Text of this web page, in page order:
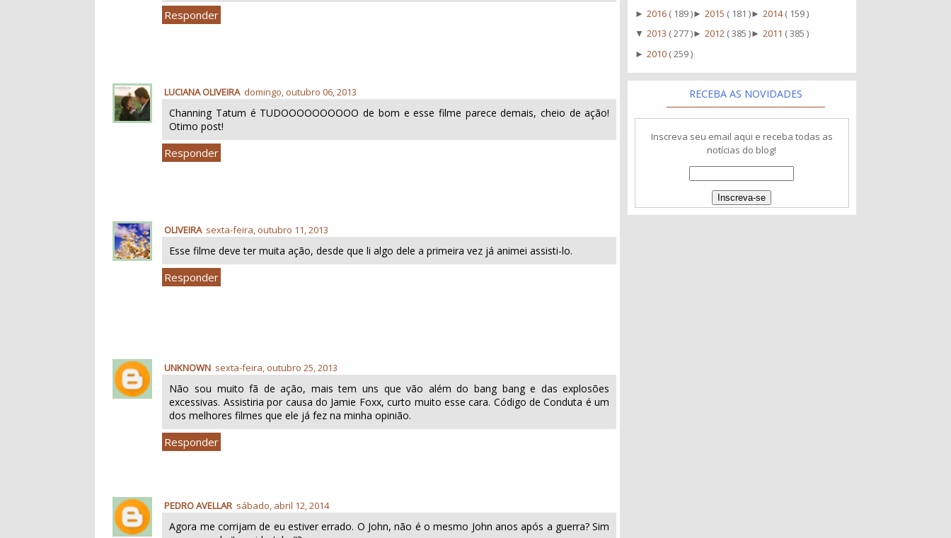
Responder
LUCIANA OLIVEIRA domingo, outubro 06, 2013
Channing Tatum é TUDOOOOOOOOOO de bom e esse filme parece demais, cheio de ação!
Otimo post!
Responder
OLIVEIRA sexta-feira, outubro 11, 2013
Esse filme deve ter muita ação, desde que li algo dele a primeira vez já animei assisti-lo.
Responder
UNKNOWN sexta-feira, outubro 25, 2013
Não sou muito fã de ação, mais tem uns que vão além do bang bang e das explosões
excessivas. Assistiria por causa do Jamie Foxx, curto muito esse cara. Código de Conduta é um
dos melhores filmes que ele já fez na minha opinião.
Responder
PEDRO AVELLAR sábado, abril 12, 2014
Agora me corrijam de eu estiver errado. O John, não é o mesmo John anos após a guerra? Sim
►2016 ( 189 )►2015 ( 181 )►2014( 159 )
▼2013 ( 277 )►2012 ( 385 )►2011 ( 385 )
►2010 ( 259 )
RECEBA AS NOVIDADES
Inscreva seu email aqui e receba todas as
notícias do blog!